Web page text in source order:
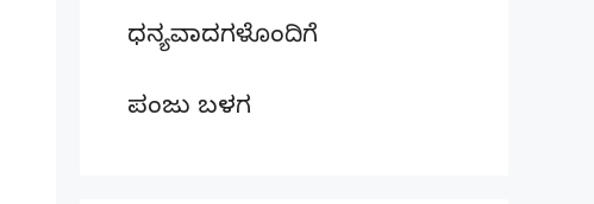
ಧನ್ಯವಾದಗಳೊಂದಿಗೆ
ಪಂಜು ಬಳಗ